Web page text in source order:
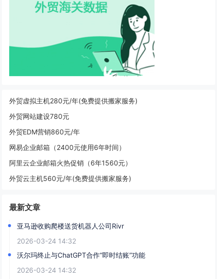
外贸虚拟主机280元/年(免费提供搬家服务)
外贸网站建设780元
外贸EDM营销860元/年
网易企业邮箱（2400元使用6年时间）
阿里云企业邮箱火热促销（6年1560元）
外贸云主机560元/年(免费提供搬家服务)
最新文章
亚马逊收购爬楼送货机器人公司Rivr
2026-03-24 14:32
沃尔玛终止与ChatGPT合作“即时结账”功能
2026-03-24 14:32